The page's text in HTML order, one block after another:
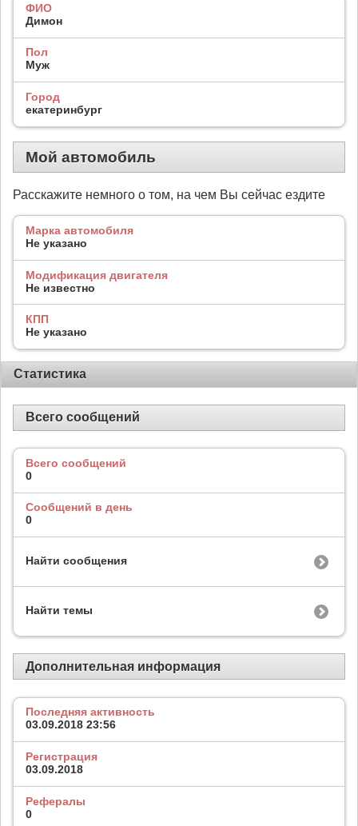
ФИО
Димон
Пол
Муж
Город
екатеринбург
Мой автомобиль
Расскажите немного о том, на чем Вы сейчас ездите
Марка автомобиля
Не указано
Модификация двигателя
Не известно
КПП
Не указано
Статистика
Всего сообщений
Всего сообщений
0
Сообщений в день
0
Найти сообщения
Найти темы
Дополнительная информация
Последняя активность
03.09.2018 23:56
Регистрация
03.09.2018
Рефералы
0